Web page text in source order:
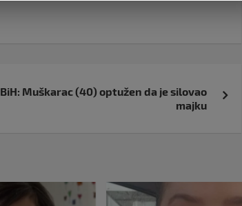
BiH: Muškarac (40) optužen da je silovao
majku